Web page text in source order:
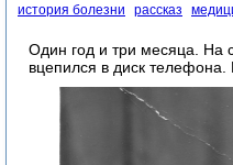
история болезни рассказ
Один год и три месяца. На
вцепился в диск